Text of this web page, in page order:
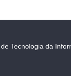
Tecnologia da